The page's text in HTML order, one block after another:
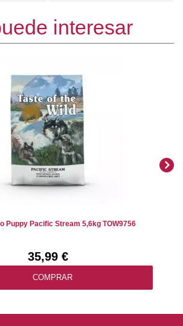
interesar
Puppy Pacific Stream 5,6kg TOW9756
35,99 €
COMPRAR